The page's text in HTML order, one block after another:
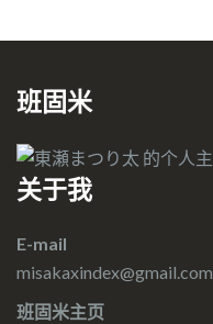
班固米
关于我
E-mail
misakaxindex@gmail.com
班固米主页